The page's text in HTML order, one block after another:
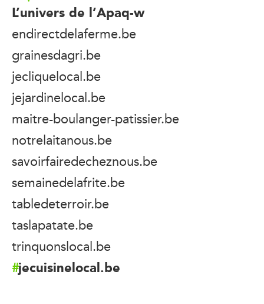
L’univers de l’Apaq-w
endirectdelaferme.be
grainesdagri.be
jecliquelocal.be
jejardinelocal.be
maitre-boulanger-patissier.be
notrelaitanous.be
savoirfairedecheznous.be
semainedelafrite.be
tabledeterroir.be
taslapatate.be
trinquonslocal.be
jecuisinelocal.be